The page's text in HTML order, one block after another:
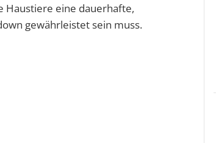
Haustiere eine dauerhafte,
gewährleistet sein muss.